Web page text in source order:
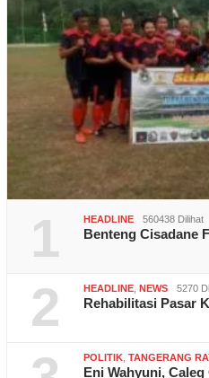
1 HEADLINE 560438 Dilihat
Benteng Cisadane
2 HEADLINE NEWS 5270
Rehabilitasi Pasar
POLITIK TANGERANG
Eni Wahyuni,